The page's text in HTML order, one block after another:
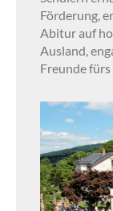
Förderung,
Abitur auf
Ausland,
Freunde fürs